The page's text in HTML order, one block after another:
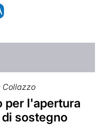
Collazzo
per l'apertura
sostegno